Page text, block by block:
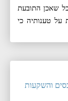
שאכן התובעת
על טענותיה כי
ע.ד.ש.ר. נכסים והשקעות